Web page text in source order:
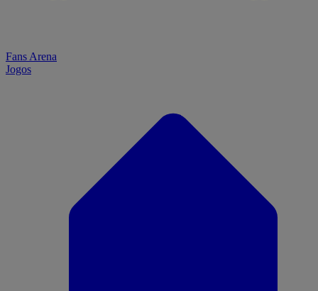
Fans Arena
Jogos